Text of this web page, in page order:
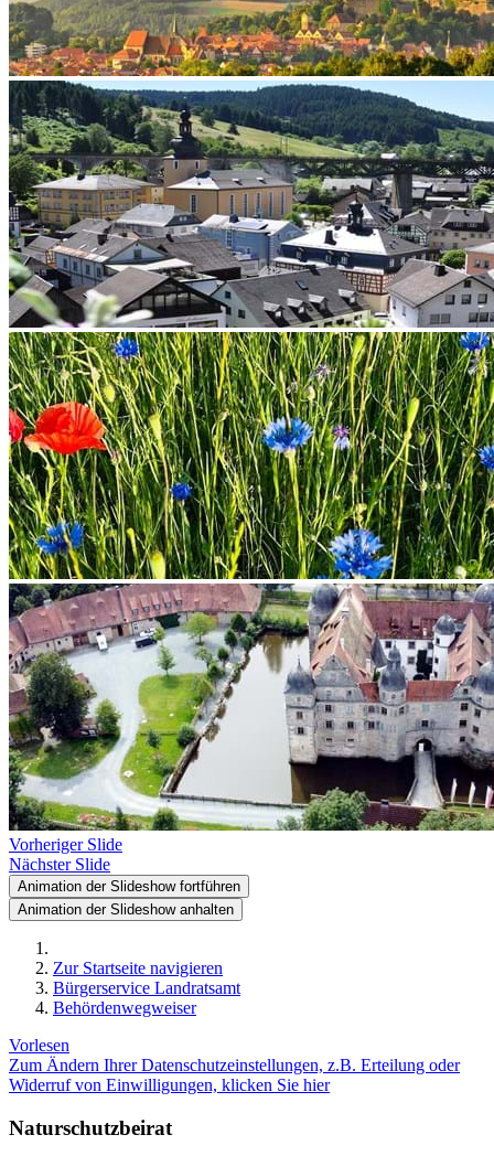
Vorheriger Slide
Nächster Slide
Animation der Slideshow fortführen
Animation der Slideshow anhalten
Zur Startseite navigieren
Bürgerservice Landratsamt
Behördenwegweiser
Vorlesen
Zum Ändern Ihrer Datenschutzeinstellungen, z.B. Erteilung oder
Widerruf von Einwilligungen, klicken Sie hier
Naturschutzbeirat